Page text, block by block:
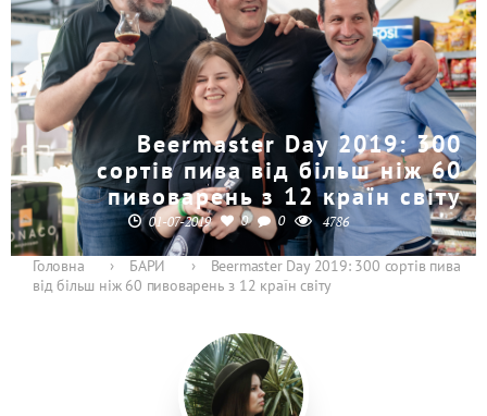
Beermaster Day 2019: 300
сортів пива від більш ніж 60
пивоварень з 12 країн світу
01-07-2019 0 0 4786
Головна › БАРИ ›
Beermaster Day 2019: 300 сортів пива
від більш ніж 60 пивоварень з 12 країн світу